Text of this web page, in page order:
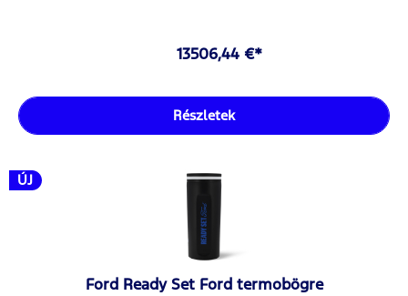
13506,44 €*
Részletek
ÚJ
Ford Ready Set Ford termobögre